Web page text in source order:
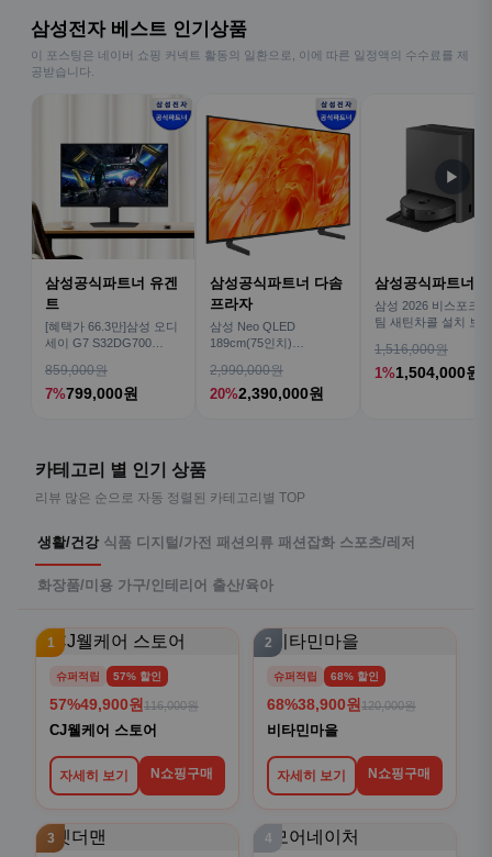
삼성전자 베스트 인기상품
이 포스팅은 네이버 쇼핑 커넥트 활동의 일환으로, 이에 따른 일정액의 수수료를 제
공받습니다.
삼성공식파트너 유겐
트
[혜택가 66.3만]삼성 오디
세이 G7 S32DG700
859,000원
7%799,000원
삼성공식파트너 다솜
프라자
삼성 Neo QLED
189cm(75인치)
TV
2,990,000원
20%2,390,000원
삼성공식파트너
삼성 2026 비스포크
팀 새틴차콜 설치 보
1,516,000원
1%1,504,000원
▶
카테고리 별 인기 상품
리뷰 많은 순으로 자동 정렬된 카테고리별 TOP
생활/건강 식품 디지털/가전 패션의류 패션잡화 스포츠/레저
화장품/미용 가구/인테리어 출산/육아
1
슈퍼적립 57% 할인
57%49,900원 116,000원
CJ웰케어 스토어
자세히 보기 N쇼핑구매
2
슈퍼적립 68% 할인
68%38,900원 120,000원
비타민마을
자세히 보기 N쇼핑구매
3 4